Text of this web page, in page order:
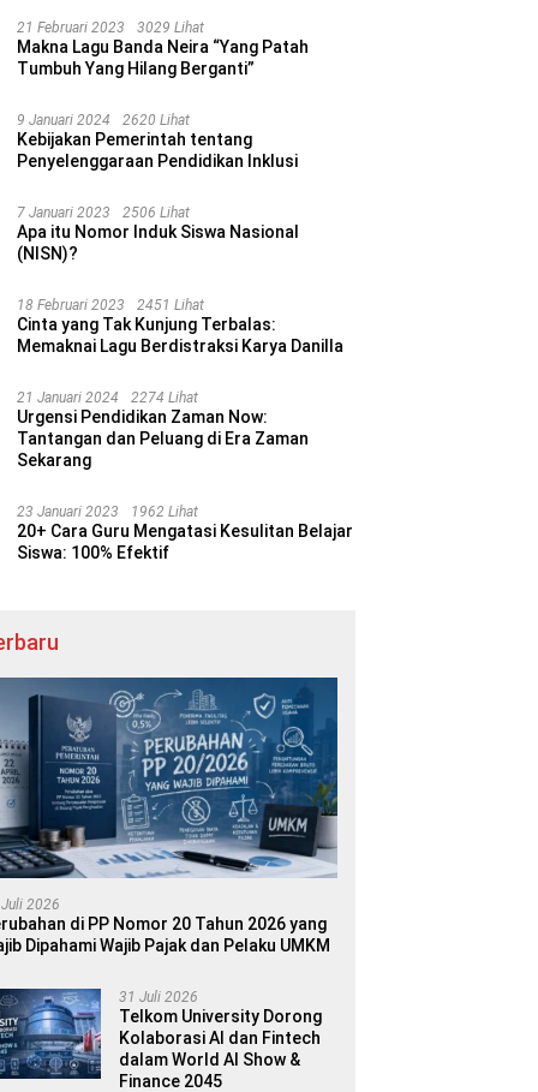
21 Februari 2023 3029 Lihat
Makna Lagu Banda Neira “Yang Patah
Tumbuh Yang Hilang Berganti”
9 Januari 2024 2620 Lihat
Kebijakan Pemerintah tentang
Penyelenggaraan Pendidikan Inklusi
7 Januari 2023 2506 Lihat
Apa itu Nomor Induk Siswa Nasional
(NISN)?
18 Februari 2023 2451 Lihat
Cinta yang Tak Kunjung Terbalas:
Memaknai Lagu Berdistraksi Karya Danilla
21 Januari 2024 2274 Lihat
Urgensi Pendidikan Zaman Now:
Tantangan dan Peluang di Era Zaman
Sekarang
23 Januari 2023 1962 Lihat
20+ Cara Guru Mengatasi Kesulitan Belajar
Siswa: 100% Efektif
2026
di PP Nomor 20 Tahun 2026 yang
Dipahami Wajib Pajak dan Pelaku UMKM
31 Juli 2026
Telkom University Dorong
Kolaborasi AI dan Fintech
dalam World AI Show &
Finance 2045